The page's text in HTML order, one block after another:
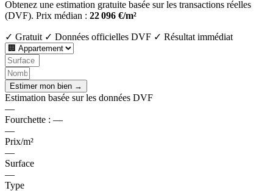
Obtenez une estimation gratuite basée sur les transactions réelles
(DVF). Prix médian : 22 096 €/m²
✓ Gratuit ✓ Données officielles DVF ✓ Résultat immédiat
Estimer mon bien →
Estimation basée sur les données DVF
—
Fourchette : —
—
Prix/m²
—
Surface
—
Type